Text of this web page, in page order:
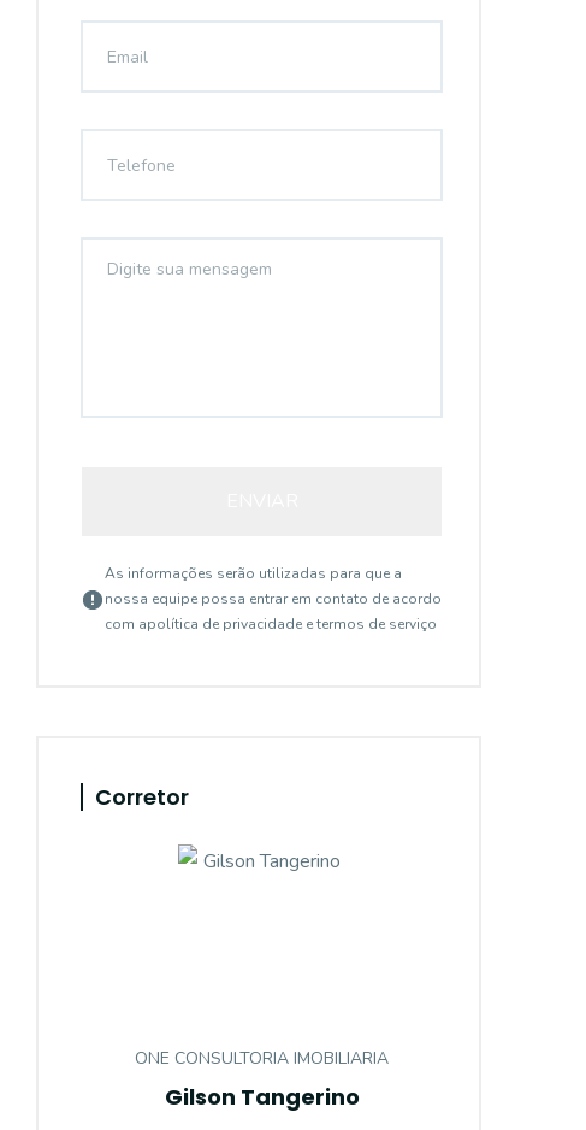
As informações serão utilizadas para que a
nossa equipe possa entrar em contato de acordo
com apolítica de privacidade e termos de serviço
Corretor
ONE CONSULTORIA IMOBILIARIA
Gilson Tangerino